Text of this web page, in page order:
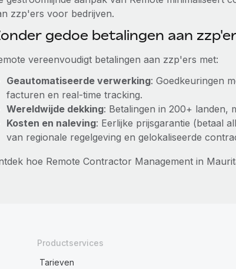
zzp'ers voor bedrijven.
gedoe betalingen aan
vereenvoudigt betalingen aan zzp'ers met:
Geautomatiseerde verwerking: Goedkeuringen
facturen en real-time tracking.
Wereldwijde dekking: Betalingen in 200+ landen,
Kosten en naleving: Eerlijke prijsgarantie (betaal
van regionale regelgeving en gelokaliseerde
hoe Remote Contractor Management in
Productservices
Tarieven